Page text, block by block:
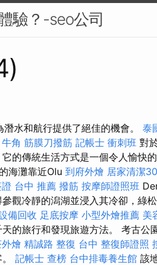
驗？-seo公司
水和航​​行提供了絕佳的機會。 泰
牛角 筋膜刀撥筋 記帳士 衝刺班 對
的傳統生活方式是一個令人愉快的
海灘靠近Olu 到府外燴 居家清潔
台中 推薦 撥筋 按摩師證照班
觀冷靜的潟湖並浸入其冷卻，綠
備回收 足底按摩 小型外燴推薦 美
的旅行和發現旅遊方法。 考古公
燴 精誠路 整復 台中 整復師證照
記帳士 查榜 台中排毒養生館 該